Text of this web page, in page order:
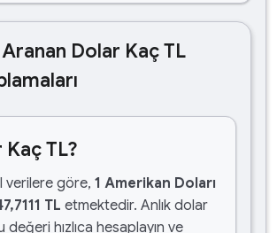
Aranan Dolar Kaç TL
Kaç TL?
verilere göre, 1 Amerikan Doları
TL etmektedir. Anlık dolar
değeri hızlıca hesaplayın ve